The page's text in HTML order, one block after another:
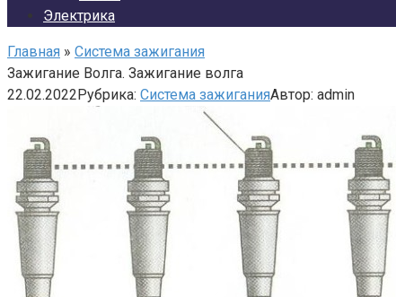
Электрика
Главная » Система зажигания
Зажигание Волга. Зажигание волга
22.02.2022Рубрика: Система зажиганияАвтор: admin